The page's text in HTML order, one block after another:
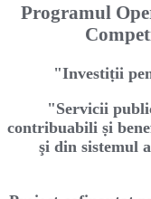
Programul
"Investiṭii
"Servicii
contribuabili ṣi
şi din sistemul